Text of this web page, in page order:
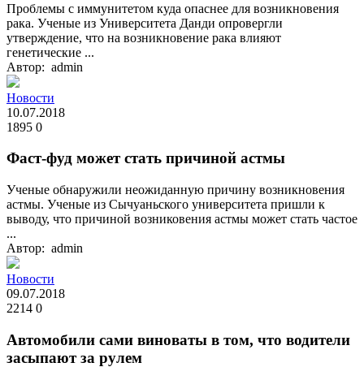
Проблемы с иммунитетом куда опаснее для возникновения
рака. Ученые из Университета Данди опровергли
утверждение, что на возникновение рака влияют
генетические ...
Автор: admin
Новости
10.07.2018
1895 0
Фаст-фуд может стать причиной астмы
Ученые обнаружили неожиданную причину возникновения
астмы. Ученые из Сычуаньского университета пришли к
выводу, что причиной возниковения астмы может стать частое
...
Автор: admin
Новости
09.07.2018
2214 0
Автомобили сами виноваты в том, что водители
засыпают за рулем